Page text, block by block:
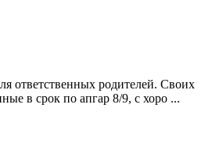
ответственных родителей. Своих
в срок по апгар 8/9, с хоро ...